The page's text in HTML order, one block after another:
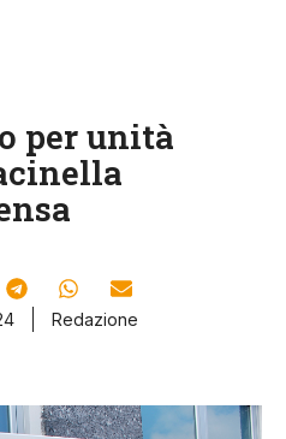
per unità
Redazione